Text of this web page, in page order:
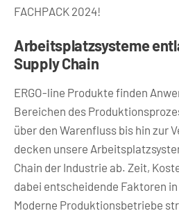
FACHPACK 2024!
Arbeitsplatzsysteme
Supply Chain
ERGO-line Produkte finden
Bereichen des
über den Warenfluss bis hin zur
decken unsere
Chain der Industrie ab. Zeit,
dabei entscheidende Faktoren
Moderne Produktionsbetriebe